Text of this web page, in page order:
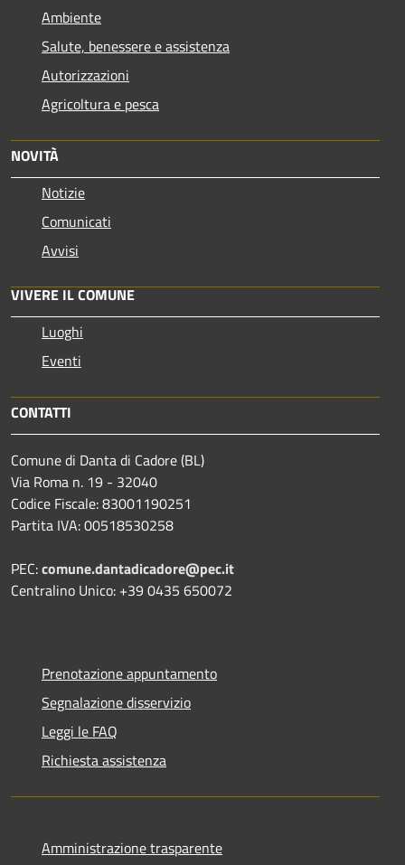
Ambiente
Salute, benessere e assistenza
Autorizzazioni
Agricoltura e pesca
NOVITÀ
Notizie
Comunicati
Avvisi
VIVERE IL COMUNE
Luoghi
Eventi
CONTATTI
Comune di Danta di Cadore (BL)
Via Roma n. 19 - 32040
Codice Fiscale: 83001190251
Partita IVA: 00518530258
PEC:comune.dantadicadore@pec.it
Centralino Unico: +39 0435 650072
Prenotazione appuntamento
Segnalazione disservizio
Leggi le FAQ
Richiesta assistenza
Amministrazione trasparente